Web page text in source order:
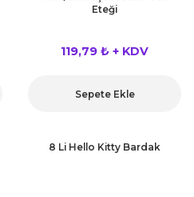
Eteği
119,79 ₺ + KDV
Sepete Ekle
8 Li Hello Kitty Bardak